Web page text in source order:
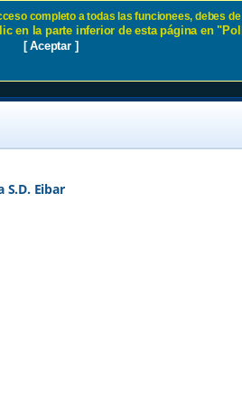
SD Eibar
S.D. Eibar
completo a todas las funcionees, debes
en la parte inferior de esta página en
[ Aceptar ]